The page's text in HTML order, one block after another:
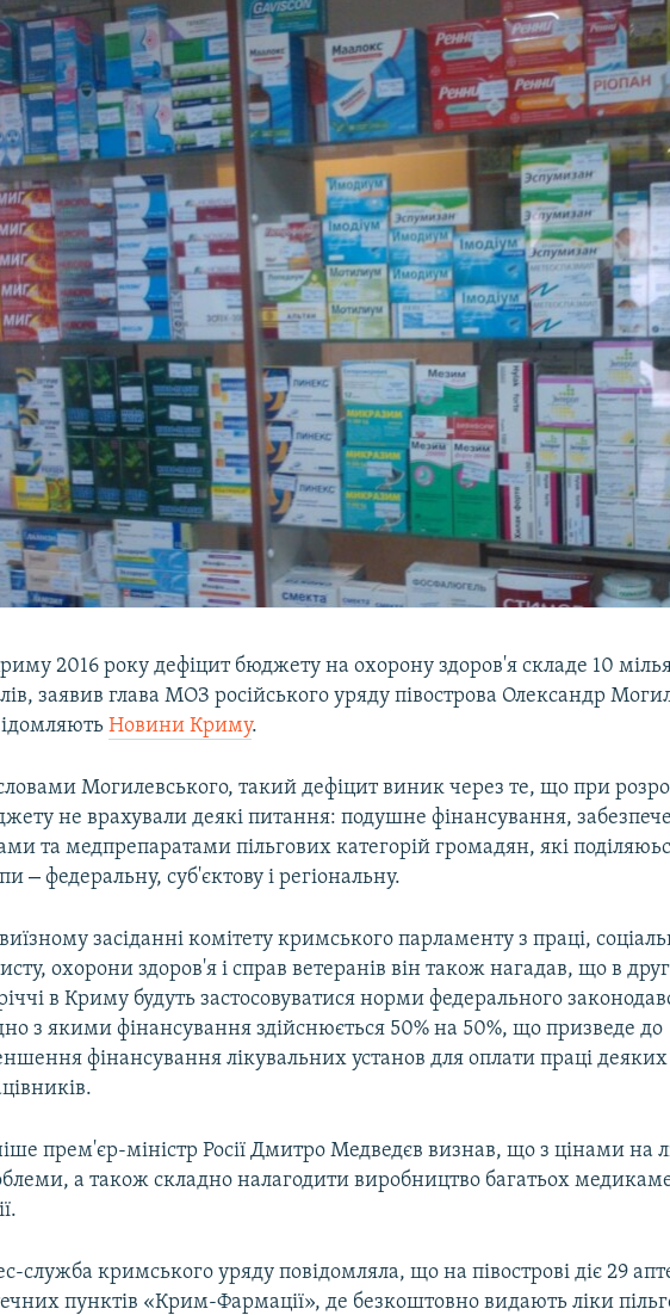
2016 року дефіцит бюджету на охорону здоров'я складе 10
заявив глава МОЗ російського уряду півострова Олександр
Новини Криму.
Могилевського, такий дефіцит виник через те, що при
не врахували деякі питання: подушне фінансування,
та медпрепаратами пільгових категорій громадян, які
– федеральну, суб'єктову і регіональну.
засіданні комітету кримського парламенту з праці,
охорони здоров'я і справ ветеранів він також нагадав, що в
в Криму будуть застосовуватися норми федерального
з якими фінансування здійснюється 50% на 50%, що призведе до
фінансування лікувальних установ для оплати праці деяких
прем'єр-міністр Росії Дмитро Медведєв визнав, що з цінами на
а також складно налагодити виробництво багатьох
служба кримського уряду повідомляла, що на півострові діє 29
пунктів «Крим-Фармації», де безкоштовно видають ліки